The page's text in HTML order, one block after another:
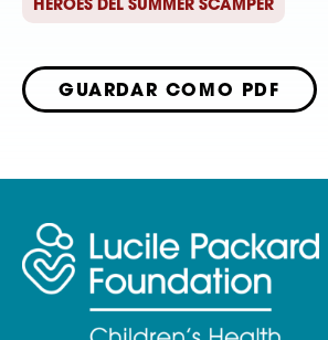
HÉROES DEL SUMMER SCAMPER
GUARDAR COMO PDF